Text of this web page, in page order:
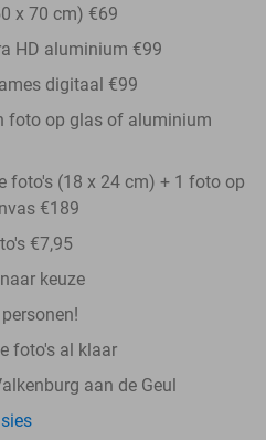
x 70 cm) €69
HD aluminium €99
digitaal €99
foto op glas of aluminium
foto's (18 x 24 cm) + 1 foto op
€189
€7,95
keuze
foto's al klaar
aan de Geul